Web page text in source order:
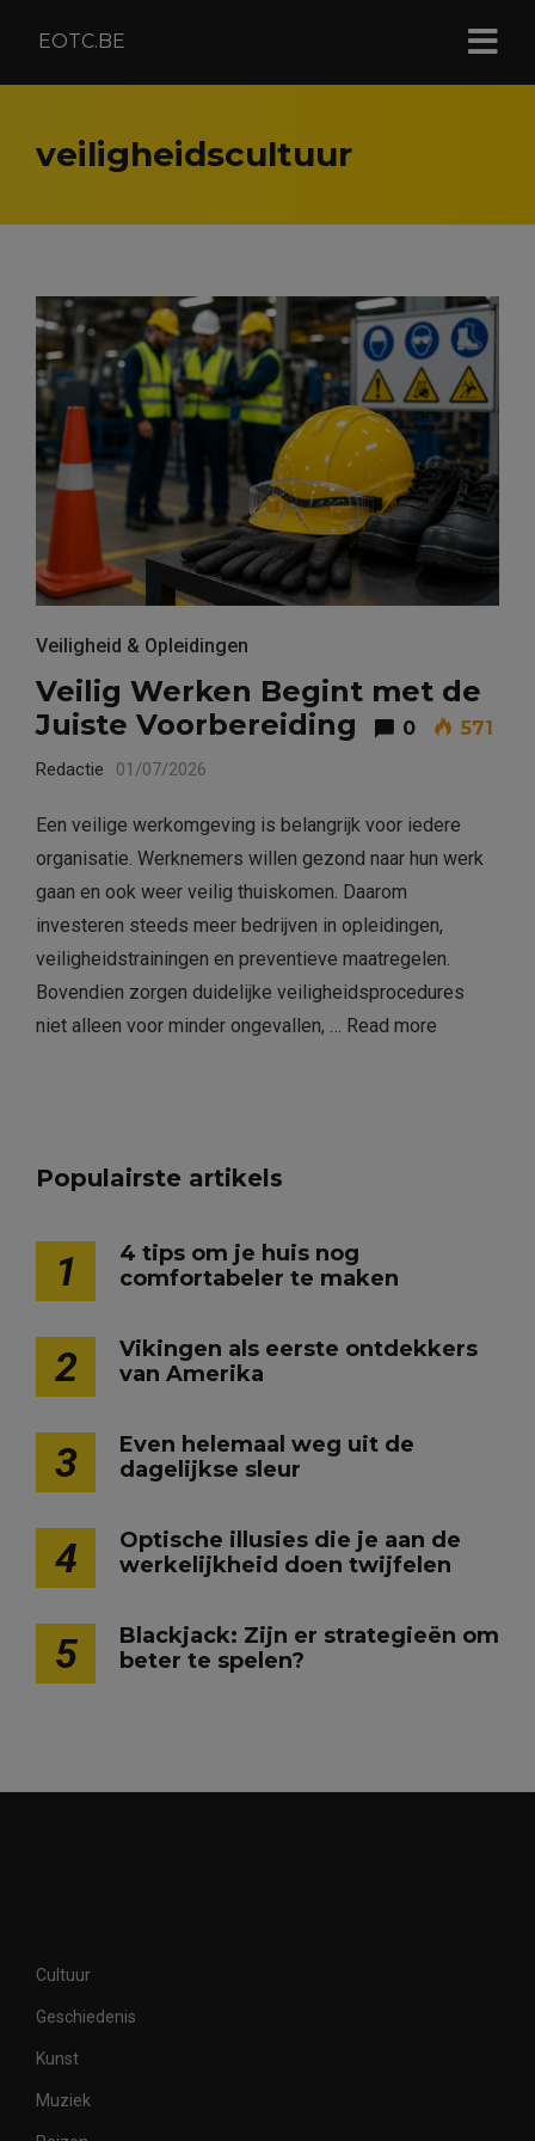
EOTC.BE
veiligheidscultuur
Veiligheid & Opleidingen
Veilig Werken Begint met de
Juiste Voorbereiding
0 571
Redactie 01/07/2026
Een veilige werkomgeving is belangrijk voor iedere
organisatie. Werknemers willen gezond naar hun werk
gaan en ook weer veilig thuiskomen. Daarom
investeren steeds meer bedrijven in opleidingen,
veiligheidstrainingen en preventieve maatregelen.
Bovendien zorgen duidelijke veiligheidsprocedures
niet alleen voor minder ongevallen, … Read more
Populairste artikels
1
4 tips om je huis nog
comfortabeler te maken
2
Vikingen als eerste ontdekkers
van Amerika
3
Even helemaal weg uit de
dagelijkse sleur
4
Optische illusies die je aan de
werkelijkheid doen twijfelen
5
Blackjack: Zijn er strategieën om
beter te spelen?
Cultuur
Geschiedenis
Kunst
Muziek